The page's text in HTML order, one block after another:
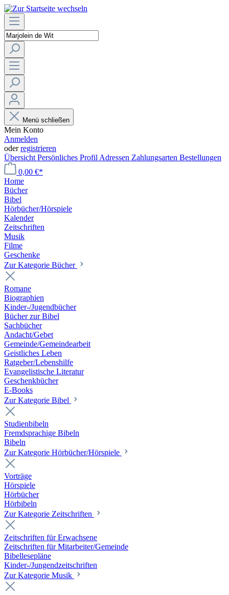
Menü schließen
Mein Konto
Anmelden
oderregistrieren
Übersicht Persönliches Profil Adressen Zahlungsarten Bestellungen
0,00 €*
Home
Bücher
Bibel
Hörbücher/Hörspiele
Kalender
Zeitschriften
Musik
Filme
Geschenke
Zur Kategorie Bücher
Romane
Biographien
Kinder-/Jugendbücher
Bücher zur Bibel
Sachbücher
Andacht/Gebet
Gemeinde/Gemeindearbeit
Geistliches Leben
Ratgeber/Lebenshilfe
Evangelistische Literatur
Geschenkbücher
E-Books
Zur Kategorie Bibel
Studienbibeln
Fremdsprachige Bibeln
Bibeln
Zur Kategorie Hörbücher/Hörspiele
Vorträge
Hörspiele
Hörbücher
Hörbibeln
Zur Kategorie Zeitschriften
Zeitschriften für Erwachsene
Zeitschriften für Mitarbeiter/Gemeinde
Bibellesepläne
Kinder-/Jungendzeitschriften
Zur Kategorie Musik